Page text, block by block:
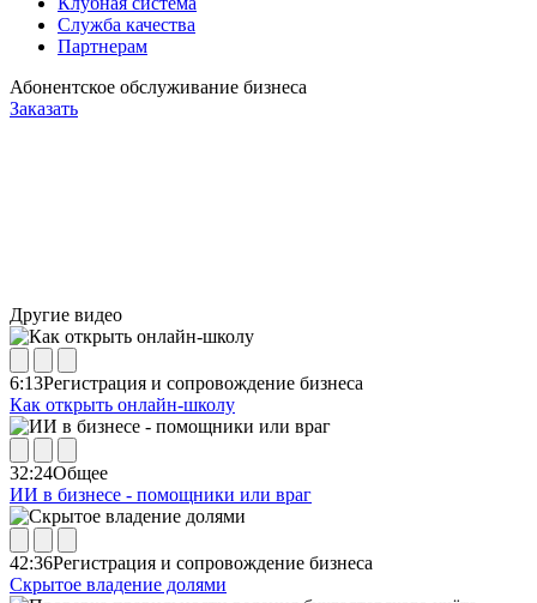
Служба качества
Партнерам
Абонентское обслуживание бизнеса
Заказать
Другие видео
6:13Регистрация и сопровождение бизнеса
Как открыть онлайн-школу
32:24Общее
ИИ в бизнесе - помощники или враг
42:36Регистрация и сопровождение бизнеса
Скрытое владение долями